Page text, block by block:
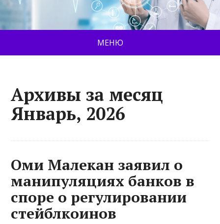
МЕНЮ
Архивы за месяц
Январь, 2026
Оми Малекан заявил о
манипуляциях банков в
споре о регулировании
стейблкоинов